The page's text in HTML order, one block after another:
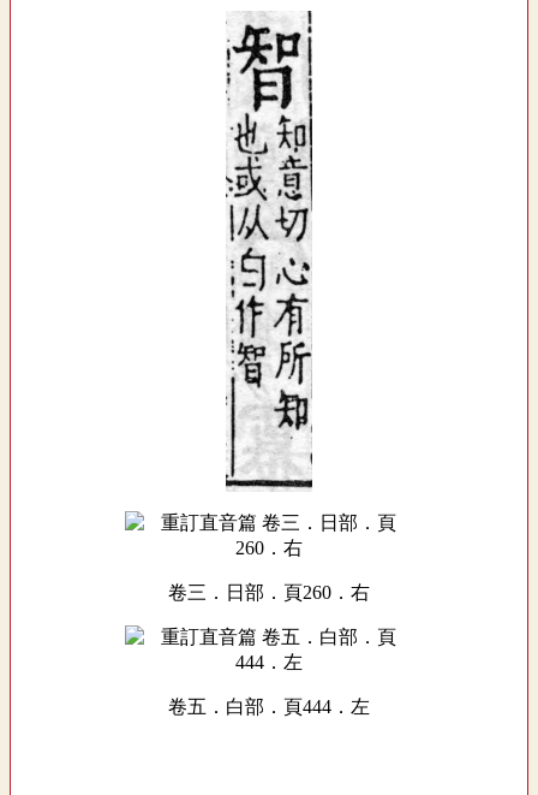
卷三．日部．頁260．右
卷五．白部．頁444．左